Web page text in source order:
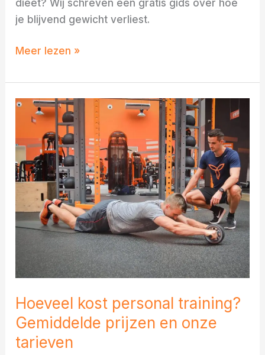
dieet? Wij schreven een gratis gids over hoe
je blijvend gewicht verliest.
Meer lezen »
Hoeveel kost personal training?
Gemiddelde prijzen en onze
tarieven
Hoeveel
kost
personal
training?
Gemiddelde
prijzen
en
onze
tarieven